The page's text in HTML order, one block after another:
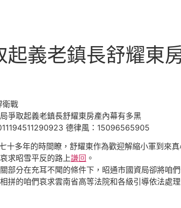
義老鎮長舒耀東
衛戰
取起義老鎮長舒耀東房產內幕有多黑
德律風：15096565905
十多年的時間瞭，舒耀東作為歡迎解縮小軍到來
求昭雪平反的路上謙回 。
分在充耳不聞的條件下，昭通市國資局卻將咱
拼的咱們哀求雲南省高等法院和各級引導依法處